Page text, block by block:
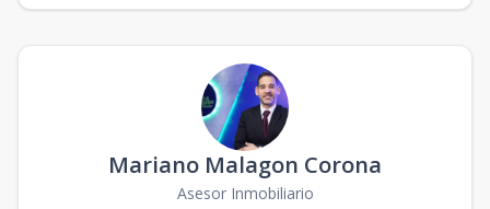
Mariano Malagon Corona
Asesor Inmobiliario